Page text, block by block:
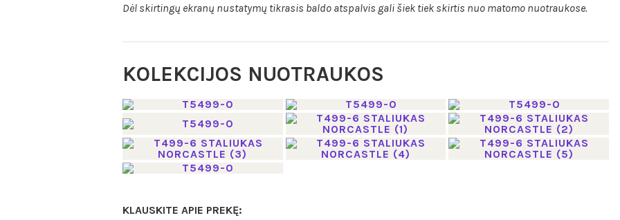
Dėl skirtingų ekranų nustatymų tikrasis baldo atspalvis gali šiek tiek skirtis nuo matomo nuotraukose.
KOLEKCIJOS NUOTRAUKOS
KLAUSKITE APIE PREKĘ: